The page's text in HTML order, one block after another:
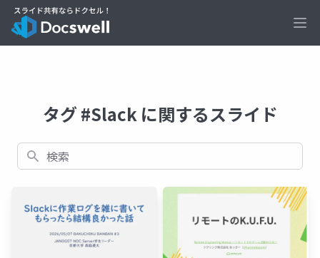
タグ #Slack に関するスライド
検索